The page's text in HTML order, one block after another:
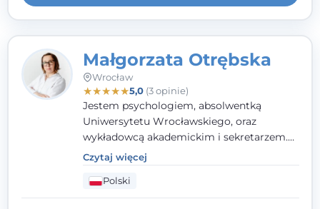
Małgorzata Otrębska
Wrocław
★★★★★5,0(3 opinie)
Jestem psychologiem, absolwentką
Uniwersytetu Wrocławskiego, oraz
wykładowcą akademickim i sekretarzem.
Dodatkowo mam kwalifikacje mediatora,
specjalizując się w sprawach rodzinnych,
cywilnych oraz karnych.
Czytaj więcej
Polski